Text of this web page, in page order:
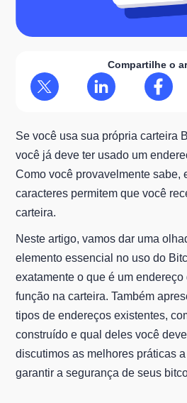
Compartilhe o
Se você usa sua própria carteira
você já deve ter usado um
Como você provavelmente sabe,
caracteres permitem que você
carteira.
Neste artigo, vamos dar uma
elemento essencial no uso do
exatamente o que é um
função na carteira. Também
tipos de endereços existentes,
construído e qual deles você
discutimos as melhores práticas
garantir a segurança de seus